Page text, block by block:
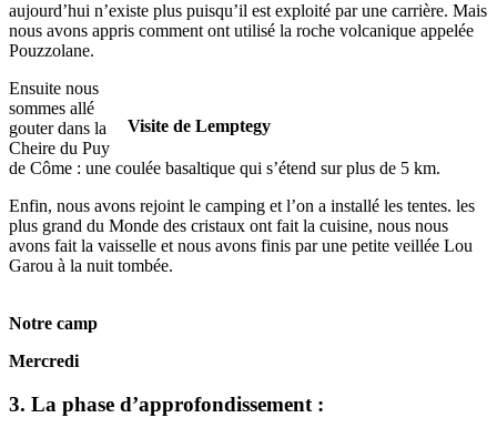
aujourd’hui n’existe plus puisqu’il est exploité par une carrière. Mais
nous avons appris comment ont utilisé la roche volcanique appelée
Pouzzolane.
Visite de Lemptegy
Ensuite nous
sommes allé
gouter dans la
Cheire du Puy
de Côme : une coulée basaltique qui s’étend sur plus de 5 km.
Enfin, nous avons rejoint le camping et l’on a installé les tentes. les
plus grand du Monde des cristaux ont fait la cuisine, nous nous
avons fait la vaisselle et nous avons finis par une petite veillée Lou
Garou à la nuit tombée.
Notre camp
Mercredi
3. La phase d’approfondissement :